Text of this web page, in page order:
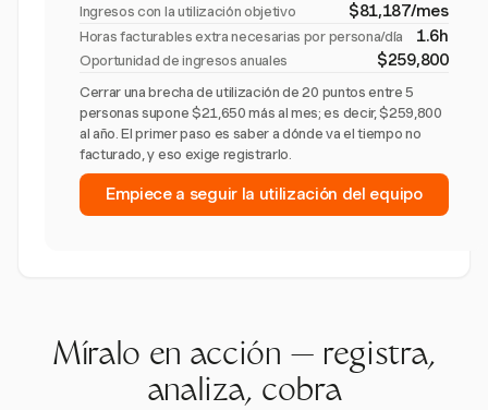
Ingresos con la utilización objetivo $81,187/mes
Horas facturables extra necesarias por persona/día 1.6h
Oportunidad de ingresos anuales $259,800
Cerrar una brecha de utilización de 20 puntos entre 5
personas supone $21,650 más al mes; es decir, $259,800
al año. El primer paso es saber a dónde va el tiempo no
facturado, y eso exige registrarlo.
Empiece a seguir la utilización del equipo
Míralo en acción — registra,
analiza, cobra